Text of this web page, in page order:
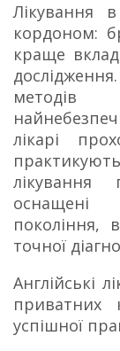
Лікування
кордоном:
краще
дослідження.
лікарі
лікування
оснащені
покоління,
точної
Англійські
приватних
успішної